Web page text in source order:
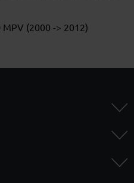
MPV (2000 -> 2012)